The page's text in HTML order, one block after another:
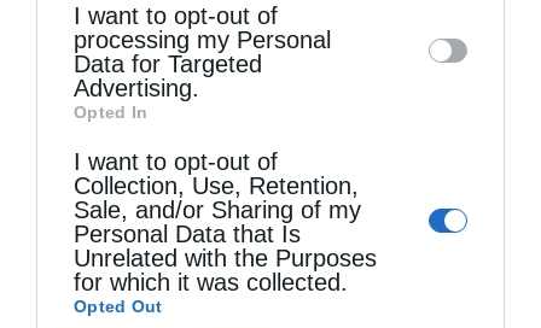
disclose it to other third parties.
I want to opt-out of
processing my Personal
Data for Targeted
Advertising.
Opted In
I want to opt-out of
Collection, Use, Retention,
Sale, and/or Sharing of my
Personal Data that Is
Unrelated with the Purposes
for which it was collected.
Opted Out
Κορίνθου κυρού Διονυσίου...